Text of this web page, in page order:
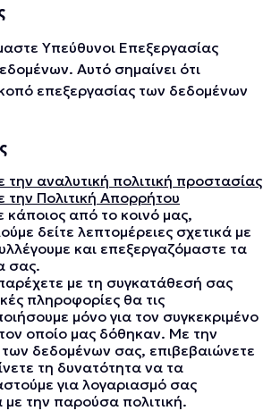
Υπεύθυνοι Επεξεργασίας
Αυτό σημαίνει ότι
επεξεργασίας των δεδομένων
την αναλυτική πολιτική προστασίας
την Πολιτική Απορρήτου
κάποιος από το κοινό μας,
δείτε λεπτομέρειες σχετικά με
και επεξεργαζόμαστε τα
σας.
με τη συγκατάθεσή σας
πληροφορίες θα τις
μόνο για τον συγκεκριμένο
οποίο μας δόθηκαν. Με την
δεδομένων σας, επιβεβαιώνετε
τη δυνατότητα να τα
για λογαριασμό σας
την παρούσα πολιτική.